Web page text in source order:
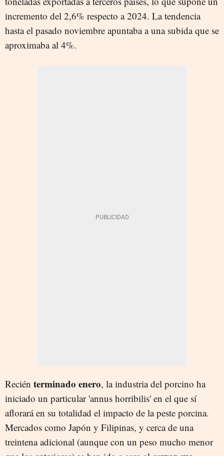
incremento del 2,6% respecto a 2024. La tendencia
hasta el pasado noviembre apuntaba a una subida que se
aproximaba al 4%.
Recién terminado enero, la industria del porcino ha
iniciado un particular 'annus horribilis' en el que sí
aflorará en su totalidad el impacto de la peste porcina.
Mercados como Japón y Filipinas, y cerca de una
treintena adicional (aunque con un peso mucho menor